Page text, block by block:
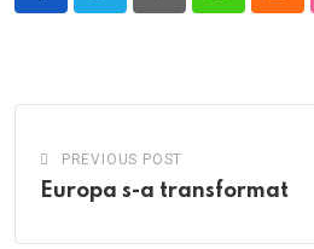
PREVIOUS POST
Europa s-a transformat